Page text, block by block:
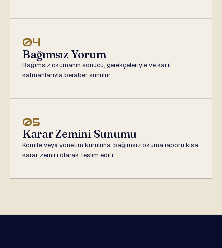
04
Bağımsız Yorum
Bağımsız okumanın sonucu, gerekçeleriyle ve kanıt
katmanlarıyla beraber sunulur.
05
Karar Zemini Sunumu
Komite veya yönetim kuruluna, bağımsız okuma raporu kısa
karar zemini olarak teslim edilir.